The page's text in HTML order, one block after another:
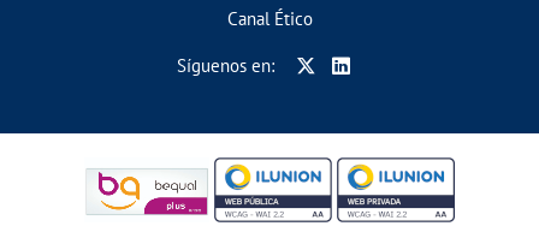
Canal Ético
Síguenos en: